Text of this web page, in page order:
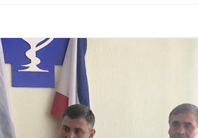
ПЕРСОНАЛИИ
СТРУКТУРА
СОСТАВ КОМИТЕТА
СОСТАВ ПРЕЗИДИУМА